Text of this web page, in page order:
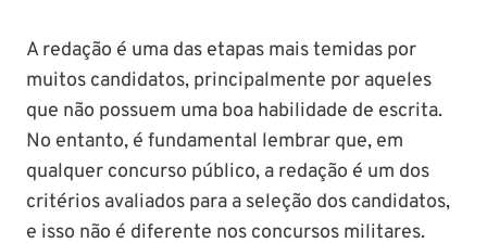
A redação é uma das etapas mais temidas por
muitos candidatos, principalmente por aqueles
que não possuem uma boa habilidade de escrita.
No entanto, é fundamental lembrar que, em
qualquer concurso público, a redação é um dos
critérios avaliados para a seleção dos candidatos,
e isso não é diferente nos concursos militares.